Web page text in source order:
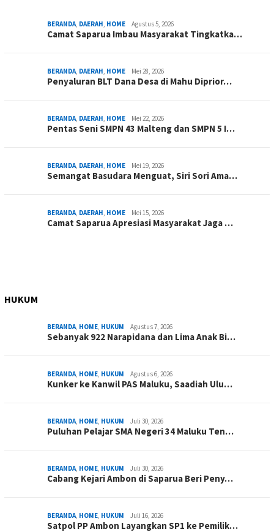
BERANDA DAERAH HOME Agustus 5, 2026
Camat Saparua Imbau Masyarakat Tingkatka…
BERANDA DAERAH HOME Mei 28, 2026
Penyaluran BLT Dana Desa di Mahu Diprior…
BERANDA DAERAH HOME Mei 22, 2026
Pentas Seni SMPN 43 Malteng dan SMPN 5 I…
BERANDA DAERAH HOME Mei 19, 2026
Semangat Basudara Menguat, Siri Sori Ama…
BERANDA DAERAH HOME Mei 15, 2026
Camat Saparua Apresiasi Masyarakat Jaga …
HUKUM
BERANDA HOME HUKUM Agustus 7, 2026
Sebanyak 922 Narapidana dan Lima Anak Bi…
BERANDA HOME HUKUM Agustus 6, 2026
Kunker ke Kanwil PAS Maluku, Saadiah Ulu…
BERANDA HOME HUKUM Juli 30, 2026
Puluhan Pelajar SMA Negeri 34 Maluku Ten…
BERANDA HOME HUKUM Juli 30, 2026
Cabang Kejari Ambon di Saparua Beri Peny…
BERANDA HOME HUKUM Juli 16, 2026
Satpol PP Ambon Layangkan SP1 ke Pemilik…